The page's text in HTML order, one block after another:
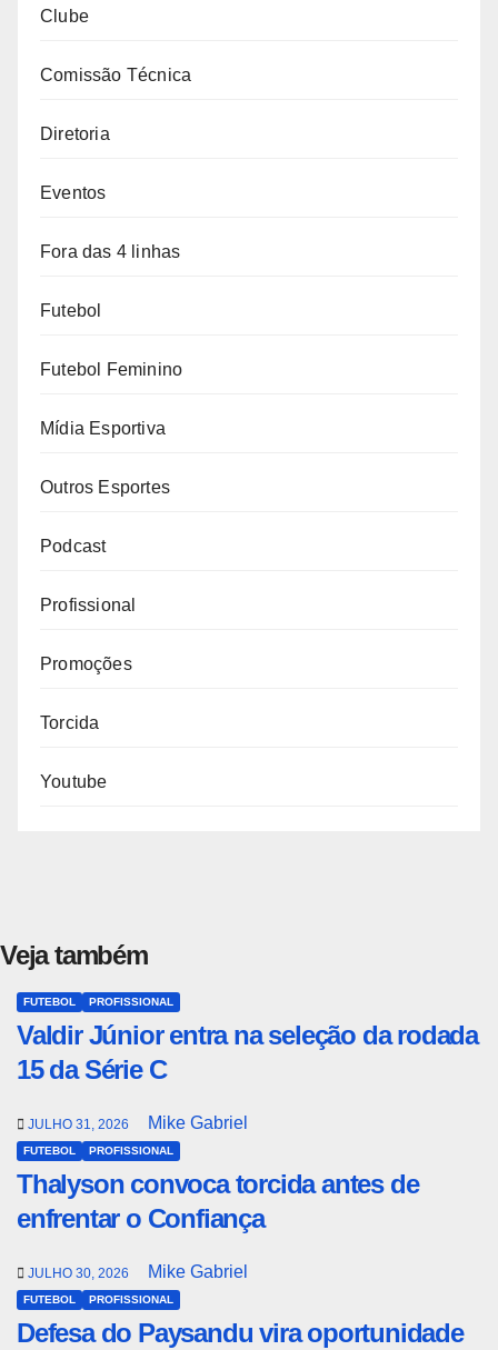
Clube
Comissão Técnica
Diretoria
Eventos
Fora das 4 linhas
Futebol
Futebol Feminino
Mídia Esportiva
Outros Esportes
Podcast
Profissional
Promoções
Torcida
Youtube
Veja também
FUTEBOL PROFISSIONAL
Valdir Júnior entra na seleção da rodada
15 da Série C
JULHO 31, 2026 Mike Gabriel
FUTEBOL PROFISSIONAL
Thalyson convoca torcida antes de
enfrentar o Confiança
JULHO 30, 2026 Mike Gabriel
FUTEBOL PROFISSIONAL
Defesa do Paysandu vira oportunidade